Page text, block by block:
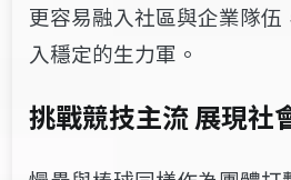
更容易融入社區與企業隊伍
入穩定的生力軍。
挑戰競技主流 展現社